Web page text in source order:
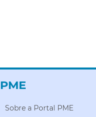
PME
Sobre a Portal PME